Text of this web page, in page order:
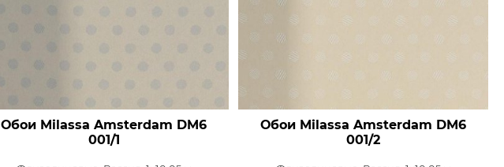
Обои Milassa Amsterdam DM6
001/1
Обои Milassa Amsterdam DM6
001/2